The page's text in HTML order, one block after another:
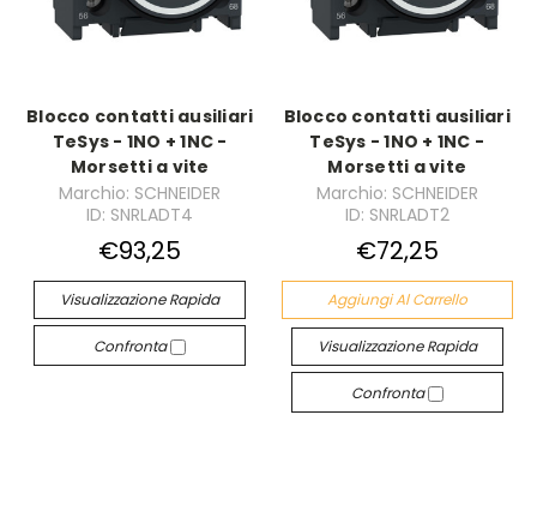
Blocco contatti ausiliari
TeSys - 1NO + 1NC -
Morsetti a vite
Marchio: SCHNEIDER
ID: SNRLADT4
€93,25
Visualizzazione Rapida
Confronta
Blocco contatti ausiliari
TeSys - 1NO + 1NC -
Morsetti a vite
Marchio: SCHNEIDER
ID: SNRLADT2
€72,25
Aggiungi Al Carrello
Visualizzazione Rapida
Confronta